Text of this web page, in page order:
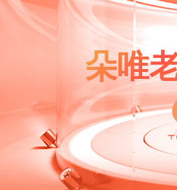
朵唯